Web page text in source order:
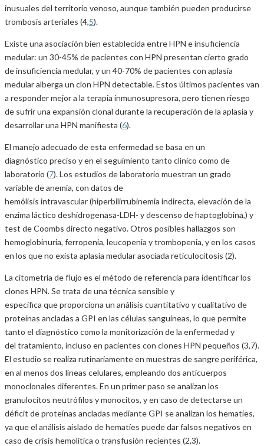
inusuales del territorio venoso, aunque también pueden producirse
trombosis arteriales (4,5).
Existe una asociación bien establecida entre HPN e insuficiencia
medular: un 30-45% de pacientes con HPN presentan cierto grado
de insuficiencia medular, y un 40-70% de pacientes con aplasia
medular alberga un clon HPN detectable. Estos últimos pacientes van
a responder mejor a la terapia inmunosupresora, pero tienen riesgo
de sufrir una expansión clonal durante la recuperación de la aplasia y
desarrollar una HPN manifiesta (6).
El manejo adecuado de esta enfermedad se basa en un
diagnóstico preciso y en el seguimiento tanto clínico como de
laboratorio (7). Los estudios de laboratorio muestran un grado
variable de anemia, con datos de
hemólisis intravascular (hiperbilirrubinemia indirecta, elevación de la
enzima láctico deshidrogenasa-LDH- y descenso de haptoglobina,) y
test de Coombs directo negativo. Otros posibles hallazgos son
hemoglobinuria, ferropenia, leucopenia y trombopenia, y en los casos
en los que no exista aplasia medular asociada reticulocitosis (2).
La citometría de flujo es el método de referencia para identificar los
clones HPN. Se trata de una técnica sensible y
especifica que proporciona un análisis cuantitativo y cualitativo de
proteínas ancladas a GPI en las células sanguíneas, lo que permite
tanto el diagnóstico como la monitorización de la enfermedad y
del tratamiento, incluso en pacientes con clones HPN pequeños (3,7).
El estudio se realiza rutinariamente en muestras de sangre periférica,
en al menos dos líneas celulares, empleando dos anticuerpos
monoclonales diferentes. En un primer paso se analizan los
granulocitos neutrófilos y monocitos, y en caso de detectarse un
déficit de proteínas ancladas mediante GPI se analizan los hematíes,
ya que el análisis aislado de hematíes puede dar falsos negativos en
caso de crisis hemolítica o transfusión recientes (2,3).